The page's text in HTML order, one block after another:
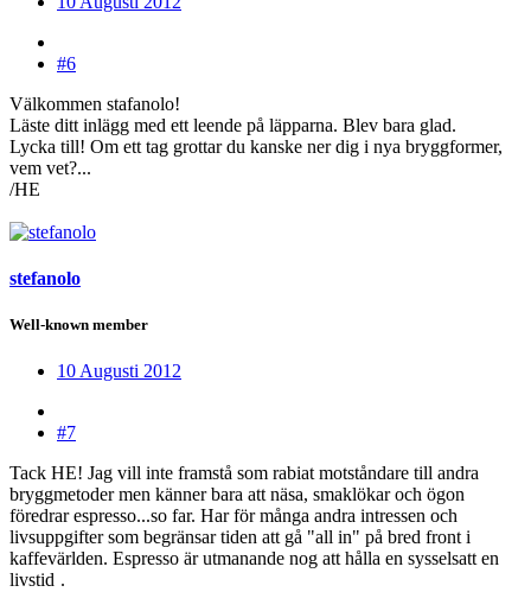
#6
Välkommen stafanolo!
Läste ditt inlägg med ett leende på läpparna. Blev bara glad.
Lycka till! Om ett tag grottar du kanske ner dig i nya bryggformer,
vem vet?...
/HE
stefanolo
Well-known member
10 Augusti 2012
#7
Tack HE! Jag vill inte framstå som rabiat motståndare till andra
bryggmetoder men känner bara att näsa, smaklökar och ögon
föredrar espresso...so far. Har för många andra intressen och
livsuppgifter som begränsar tiden att gå "all in" på bred front i
kaffevärlden. Espresso är utmanande nog att hålla en sysselsatt en
livstid .